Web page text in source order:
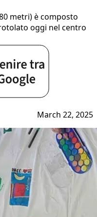
metri) è composto
oggi nel centro
March 22, 2025